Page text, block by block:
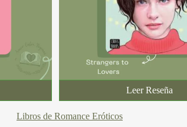
Leer Reseña
Libros de Romance Eróticos